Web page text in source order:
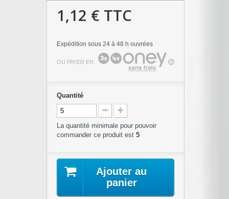
1,12 € TTC
Expédition sous 24 à 48 h ouvrées
OU PAYER EN
Quantité
La quantité minimale pour pouvoir
commander ce produit est 5
Ajouter au
panier